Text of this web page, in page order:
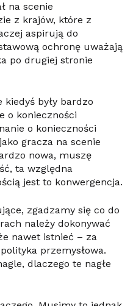
na scenie
z krajów, które z
aspirują do
ochronę uważają
po drugiej stronie
były bardzo
o konieczności
o konieczności
gracza na scenie
nowa, muszę
ta względna
jest to konwergencja.
zgadzamy się co do
należy dokonywać
nawet istnieć – za
przemysłowa.
dlaczego te nagłe